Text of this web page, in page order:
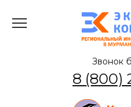
содержанию
Звонок
8 (800)